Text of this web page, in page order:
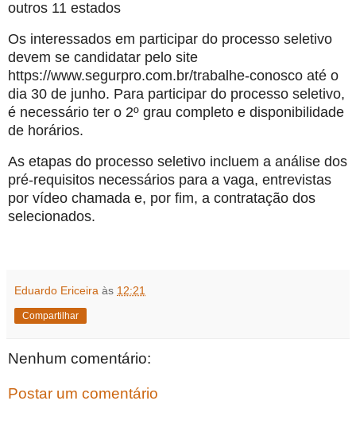
outros 11 estados
Os interessados em participar do processo seletivo
devem se candidatar pelo site
https://www.segurpro.com.br/trabalhe-conosco até o
dia 30 de junho. Para participar do processo seletivo,
é necessário ter o 2º grau completo e disponibilidade
de horários.
As etapas do processo seletivo incluem a análise dos
pré-requisitos necessários para a vaga, entrevistas
por vídeo chamada e, por fim, a contratação dos
selecionados.
Eduardo Ericeira às 12:21
Compartilhar
Nenhum comentário:
Postar um comentário